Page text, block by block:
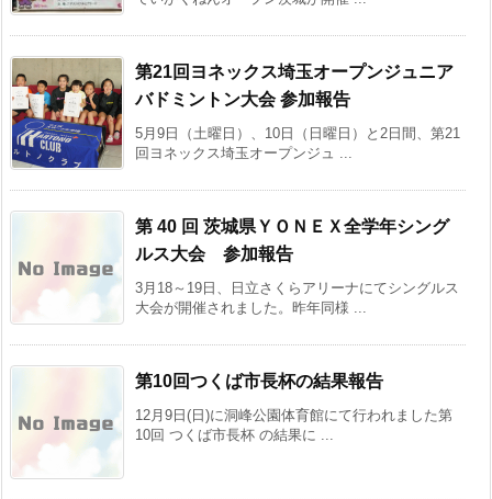
第21回ヨネックス埼玉オープンジュニア
バドミントン大会 参加報告
5月9日（土曜日）、10日（日曜日）と2日間、第21
回ヨネックス埼玉オープンジュ ...
第 40 回 茨城県ＹＯＮＥＸ全学年シング
ルス大会 参加報告
3月18～19日、日立さくらアリーナにてシングルス
大会が開催されました。昨年同様 ...
第10回つくば市長杯の結果報告
12月9日(日)に洞峰公園体育館にて行われました第
10回 つくば市長杯 の結果に ...